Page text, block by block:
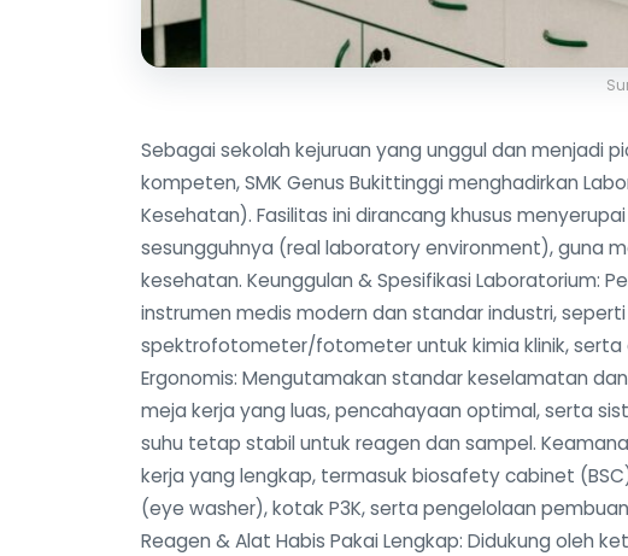
Sebagai sekolah kejuruan yang unggul dan menjadi
kompeten, SMK Genus Bukittinggi menghadirkan
Kesehatan). Fasilitas ini dirancang khusus
sesungguhnya (real laboratory environment), guna
kesehatan. Keunggulan & Spesifikasi Laboratorium:
instrumen medis modern dan standar industri,
spektrofotometer/fotometer untuk kimia klinik, serta
Ergonomis: Mengutamakan standar keselamatan
meja kerja yang luas, pencahayaan optimal, serta
suhu tetap stabil untuk reagen dan sampel.
kerja yang lengkap, termasuk biosafety cabinet
(eye washer), kotak P3K, serta pengelolaan
Reagen & Alat Habis Pakai Lengkap: Didukung oleh